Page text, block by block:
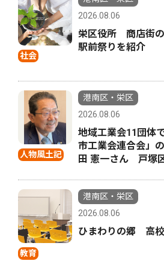
社会
2026.08.06
栄区役所 商店街
駅前祭りを紹介
人物風土記
港南区・栄区
2026.08.06
地域工業会11団体
市工業会連合会」
田 憲一さん 戸塚
教育
港南区・栄区
2026.08.06
ひまわりの郷 高